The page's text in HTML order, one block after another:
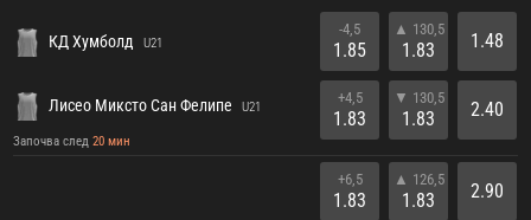
КД Хумболд U21
Лисео Миксто Сан Фелипе U21
Започва след20 мин
-4,5
1.85
+4,5
1.83
▲ 130,5
1.83
▼ 130,5
1.83
1.48
2.40
+6,5
1.83
▲ 126,5
1.83 2.90